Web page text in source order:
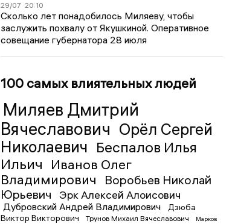
29/07 20:10
Сколько лет понадобилось Миляеву, чтобы
заслужить похвалу от Якушкиной. Оперативное
совещание губернатора 28 июля
100 самых влиятельных людей
Миляев Дмитрий
Вячеславович Орёл Сергей
Николаевич Беспалов Илья
Ильич
Иванов Олег
Владимирович
Воробьев Николай
Юрьевич
Эрк Алексей Алоисович
Дубровский Андрей Владимирович
Дзюба
Виктор Викторович
Трунов Михаил Вячеславович
Марков